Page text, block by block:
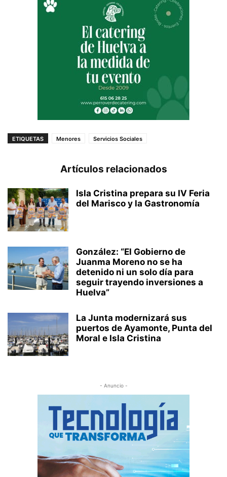
ETIQUETAS Menores Servicios Sociales
Artículos relacionados
Isla Cristina prepara su IV Feria
del Marisco y la Gastronomía
González: “El Gobierno de
Juanma Moreno no se ha
detenido ni un solo día para
seguir trayendo inversiones a
Huelva”
La Junta modernizará sus
puertos de Ayamonte, Punta del
Moral e Isla Cristina
- Anuncio -